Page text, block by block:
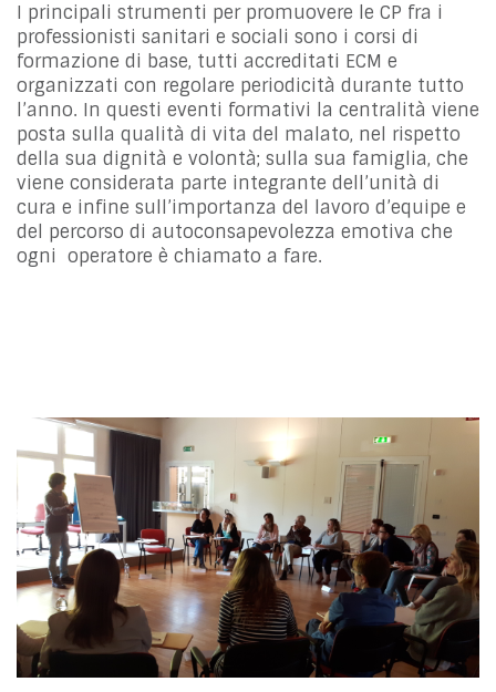
I principali strumenti per promuovere le CP fra i
professionisti sanitari e sociali sono i corsi di
formazione di base, tutti accreditati ECM e
organizzati con regolare periodicità durante tutto
l’anno. In questi eventi formativi la centralità viene
posta sulla qualità di vita del malato, nel rispetto
della sua dignità e volontà; sulla sua famiglia, che
viene considerata parte integrante dell’unità di
cura e infine sull’importanza del lavoro d’equipe e
del percorso di autoconsapevolezza emotiva che
ogni operatore è chiamato a fare.